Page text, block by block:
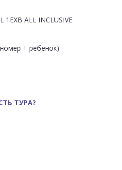
1EXB ALL INCLUSIVE
+ ребенок)
ТУРА?